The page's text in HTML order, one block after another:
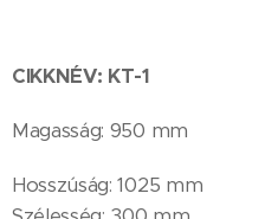
CIKKNÉV: KT-1
Magasság: 950 mm
Hosszúság: 1025 mm